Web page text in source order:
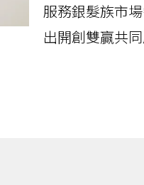
服務銀髮族市
出開創雙贏共